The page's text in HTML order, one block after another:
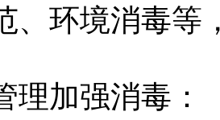
、环境消毒等
理加强消毒：